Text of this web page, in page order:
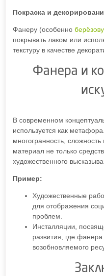
Покраска и
Фанеру (особенно
покрывать лаком или
текстуру в качестве
Фанера и
В современном
используется как
многогранность,
материал не только
художественного
Пример:
Художественные
для отображения
проблем.
Инсталляции,
развития, где
возобновляемого